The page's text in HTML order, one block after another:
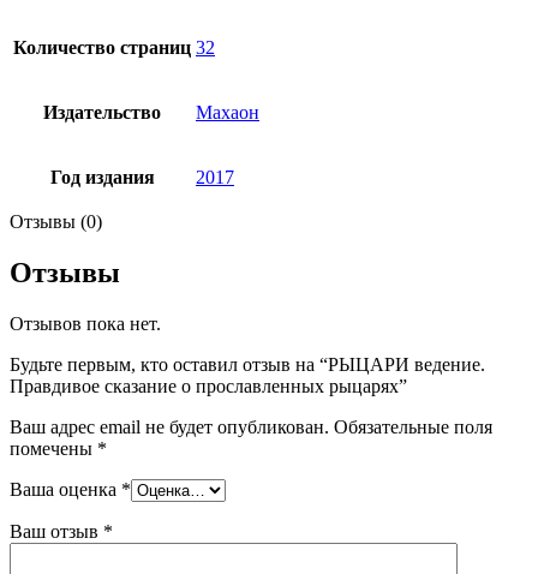
Количество страниц 32
Издательство Махаон
Год издания 2017
Отзывы (0)
Отзывы
Отзывов пока нет.
Будьте первым, кто оставил отзыв на “РЫЦАРИ ведение.
Правдивое сказание о прославленных рыцарях”
Ваш адрес email не будет опубликован. Обязательные поля
помечены *
Ваша оценка *
Ваш отзыв *